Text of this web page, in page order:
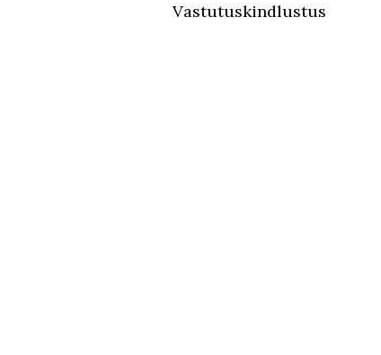
Vastutuskindlustus